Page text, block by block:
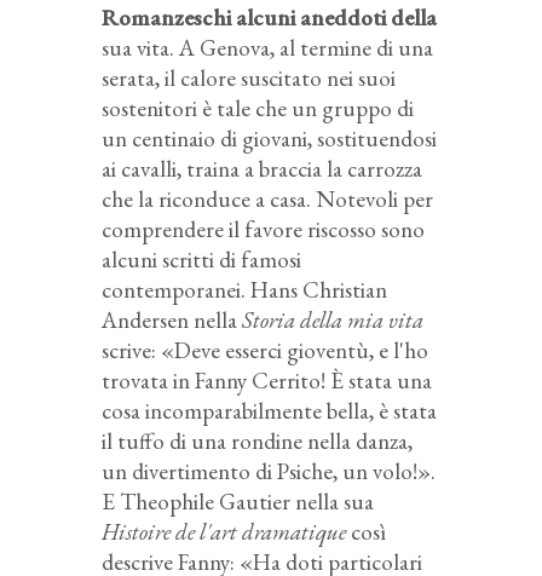
Romanzeschi alcuni aneddoti della
sua vita. A Genova, al termine di una
serata, il calore suscitato nei suoi
sostenitori è tale che un gruppo di
un centinaio di giovani, sostituendosi
ai cavalli, traina a braccia la carrozza
che la riconduce a casa. Notevoli per
comprendere il favore riscosso sono
alcuni scritti di famosi
contemporanei. Hans Christian
Andersen nellaStoria della mia vita
scrive: «Deve esserci gioventù, e l'ho
trovata in Fanny Cerrito! È stata una
cosa incomparabilmente bella, è stata
il tuffo di una rondine nella danza,
un divertimento di Psiche, un volo!».
E Theophile Gautier nella sua
Histoire de l'art dramatiquecosì
descrive Fanny: «Ha doti particolari